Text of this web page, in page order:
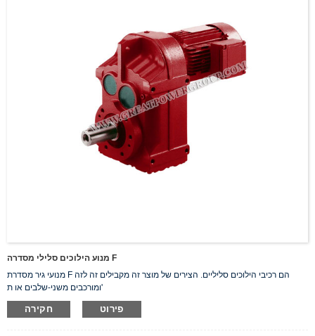
מנוע הילוכים סלילי מסדרה F
מנועי גיר מסדרת F הם רכיבי הילוכים סליליים. הצירים של מוצר זה מקבילים זה לזה
ומורכבים משני-שלבים או ת'
חקירה פירוט